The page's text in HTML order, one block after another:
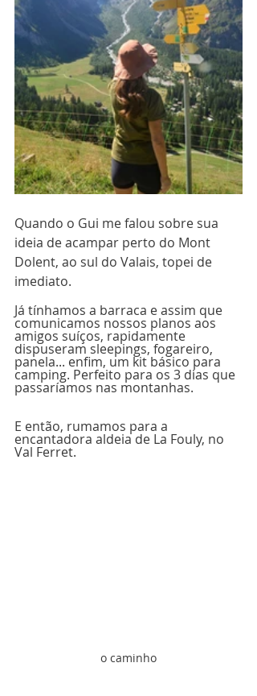
Quando o Gui me falou sobre sua
ideia de acampar perto do Mont
Dolent, ao sul do Valais, topei de
imediato.
Já tínhamos a barraca e assim que
comunicamos nossos planos aos
amigos suíços, rapidamente
dispuseram sleepings, fogareiro,
panela... enfim, um kit básico para
camping. Perfeito para os 3 dias que
passaríamos nas montanhas.
E então, rumamos para a
encantadora aldeia de La Fouly, no
Val Ferret.
o caminho